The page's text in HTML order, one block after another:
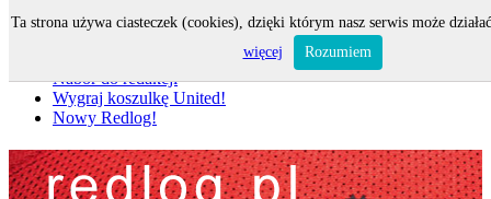
Nabór do redakcji
Wygraj koszulkę United!
Nowy Redlog!
Ta strona używa ciasteczek (cookies), dzięki którym nasz serwis może
więcej
Rozumiem